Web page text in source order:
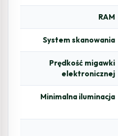
RAM
System skanowania
Prędkość migawki
elektronicznej
Minimalna iluminacja